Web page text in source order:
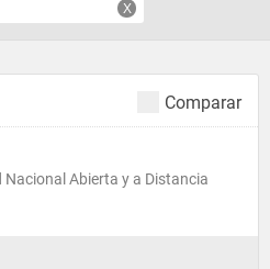
Comparar
Nacional Abierta y a Distancia